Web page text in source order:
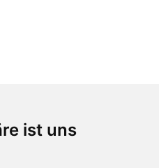
ist uns